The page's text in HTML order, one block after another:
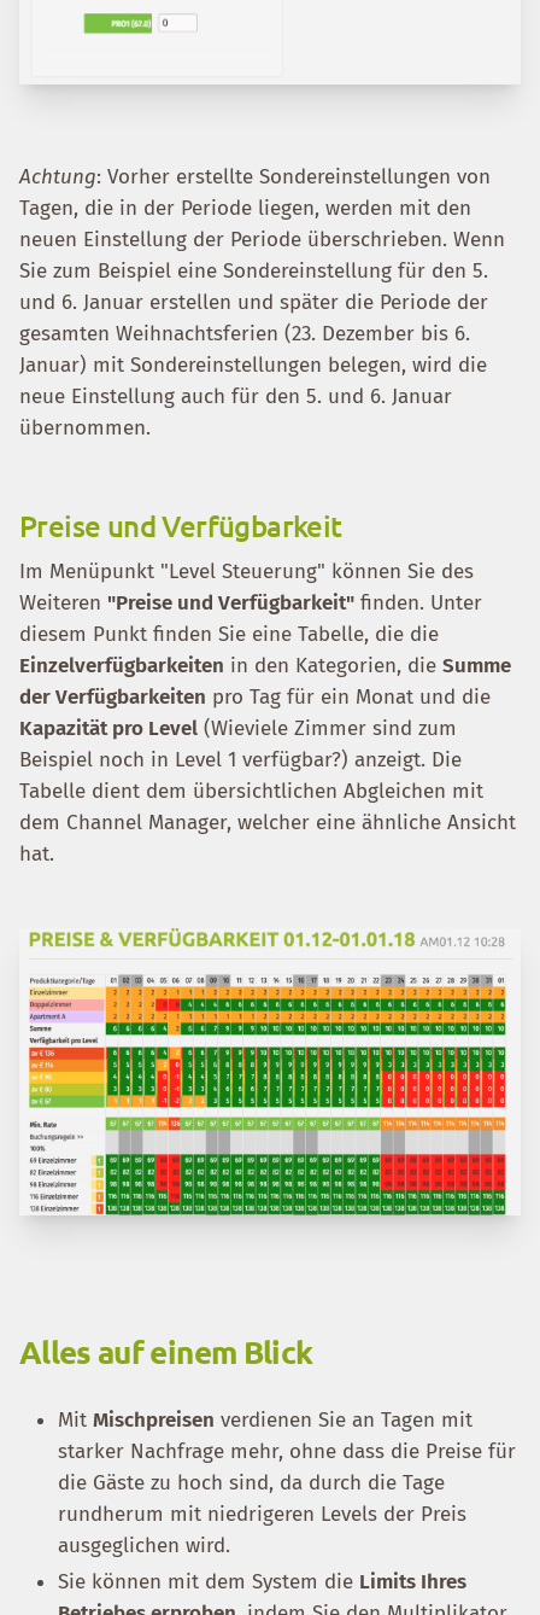
Achtung: Vorher erstellte Sondereinstellungen von
Tagen, die in der Periode liegen, werden mit den
neuen Einstellung der Periode überschrieben. Wenn
Sie zum Beispiel eine Sondereinstellung für den 5.
und 6. Januar erstellen und später die Periode der
gesamten Weihnachtsferien (23. Dezember bis 6.
Januar) mit Sondereinstellungen belegen, wird die
neue Einstellung auch für den 5. und 6. Januar
übernommen.
Preise und Verfügbarkeit
Im Menüpunkt "Level Steuerung" können Sie des
Weiteren "Preise und Verfügbarkeit" finden. Unter
diesem Punkt finden Sie eine Tabelle, die die
Einzelverfügbarkeiten in den Kategorien, die Summe
der Verfügbarkeiten pro Tag für ein Monat und die
Kapazität pro Level (Wieviele Zimmer sind zum
Beispiel noch in Level 1 verfügbar?) anzeigt. Die
Tabelle dient dem übersichtlichen Abgleichen mit
dem Channel Manager, welcher eine ähnliche Ansicht
hat.
Alles auf einem Blick
Mit Mischpreisen verdienen Sie an Tagen mit
starker Nachfrage mehr, ohne dass die Preise für
die Gäste zu hoch sind, da durch die Tage
rundherum mit niedrigeren Levels der Preis
ausgeglichen wird.
Sie können mit dem System die Limits Ihres